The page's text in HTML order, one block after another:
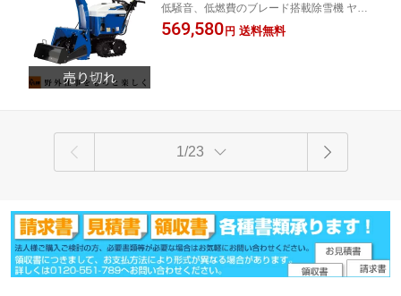
SF860-B 小型 エンジン式 静音 ブレード
搭載 除雪幅61.5cm ブレード除雪幅67c
低騒音、低燃費のブレード搭載除雪機 ヤマ
ハ除雪機 正規取扱店
569,580 円 送料無料
1/23